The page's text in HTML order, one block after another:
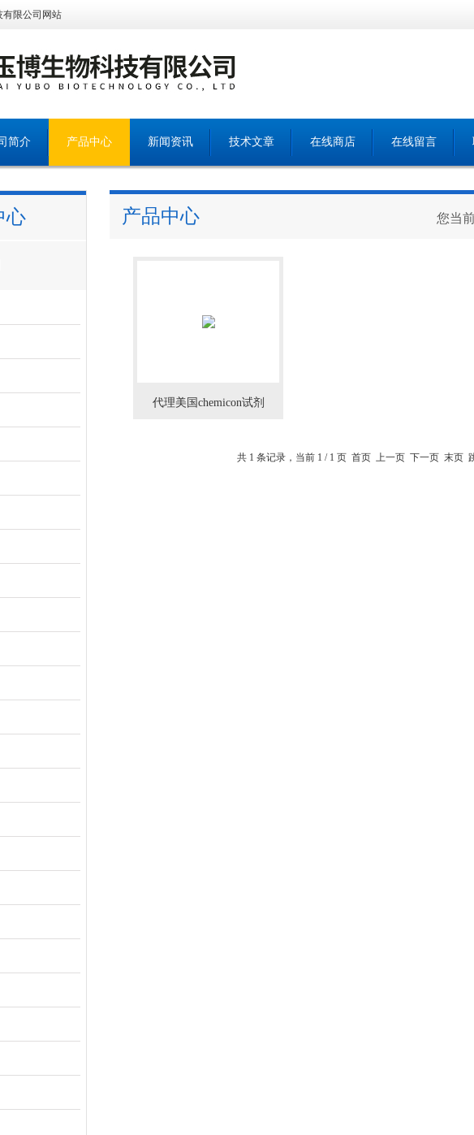
有限公司网站
简介 产品中心 新闻资讯 技术文章 在线商店 在线留言
心 产品中心 您当
代理美国chemicon试剂
共 1 条记录，当前 1 / 1 页 首页 上一页 下一页 末页